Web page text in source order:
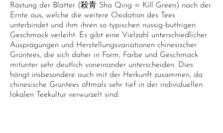
Röstung der Blätter (殺青 Sha Qing = Kill Green) nach der
Ernte aus, welche die weitere Oxidation des Tees
unterbindet und ihm ihren so typischen nussig-buttrigen
Geschmack verleiht. Es gibt eine Vielzahl unterschiedlicher
Ausprägungen und Herstellungsvariationen chinesischer
Grüntees, die sich daher in Form, Farbe und Geschmack
mitunter sehr deutlich voneinander unterscheiden. Dies
hängt insbesondere auch mit der Herkunft zusammen, da
chinesische Grüntees oftmals sehr tief in der individuellen
lokalen Teekultur verwurzelt sind.